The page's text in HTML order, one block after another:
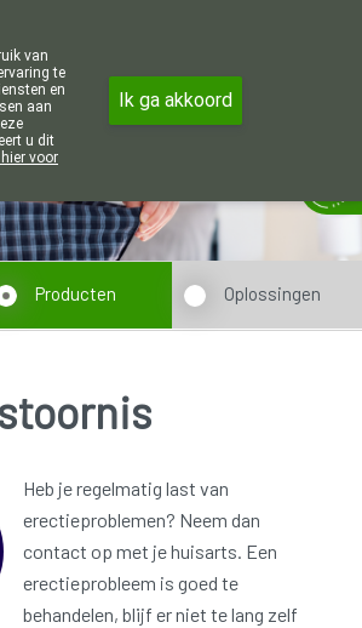
011/606002
Producten Oplossingen
Heb je regelmatig last van
erectieproblemen? Neem dan
contact op met je huisarts. Een
erectieprobleem is goed te
behandelen, blijf er niet te lang zelf
van
te
en
aan
u dit
hier voor
Ik ga akkoord